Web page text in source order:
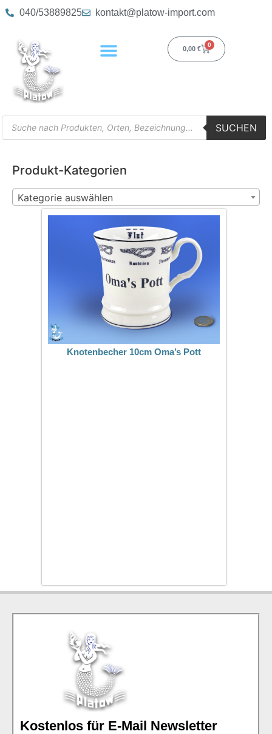
040/53889825 kontakt@platow-import.com
0,00 €
0
SUCHEN
Produkt-Kategorien
Kategorie auswählen
Knotenbecher 10cm Oma’s Pott
Kostenlos für E-Mail Newsletter